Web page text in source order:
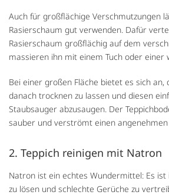
Auch für großflächige Verschmutzungen
Rasierschaum gut verwenden. Dafür
Rasierschaum großflächig auf dem
massieren ihn mit einem Tuch oder einer
Bei einer großen Fläche bietet es sich an,
danach trocknen zu lassen und diesen
Staubsauger abzusaugen. Der
sauber und verströmt einen angenehmen
2. Teppich reinigen mit Natron
Natron ist ein echtes Wundermittel: Es ist
zu lösen und schlechte Gerüche zu